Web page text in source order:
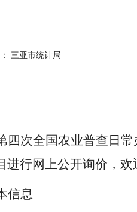
三亚市统计局
四次全国农业普查 日
进行网上公开询价，
信息